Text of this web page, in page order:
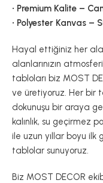
• Premium Kalite –
• Polyester Kanvas –
Hayal ettiğiniz her
alanlarınızın
tabloları biz MOST
ve üretiyoruz. Her bir
dokunuşu bir araya
kalınlık, su geçirmez
ile uzun yıllar boyu ilk
tablolar sunuyoruz.
Biz MOST DECOR